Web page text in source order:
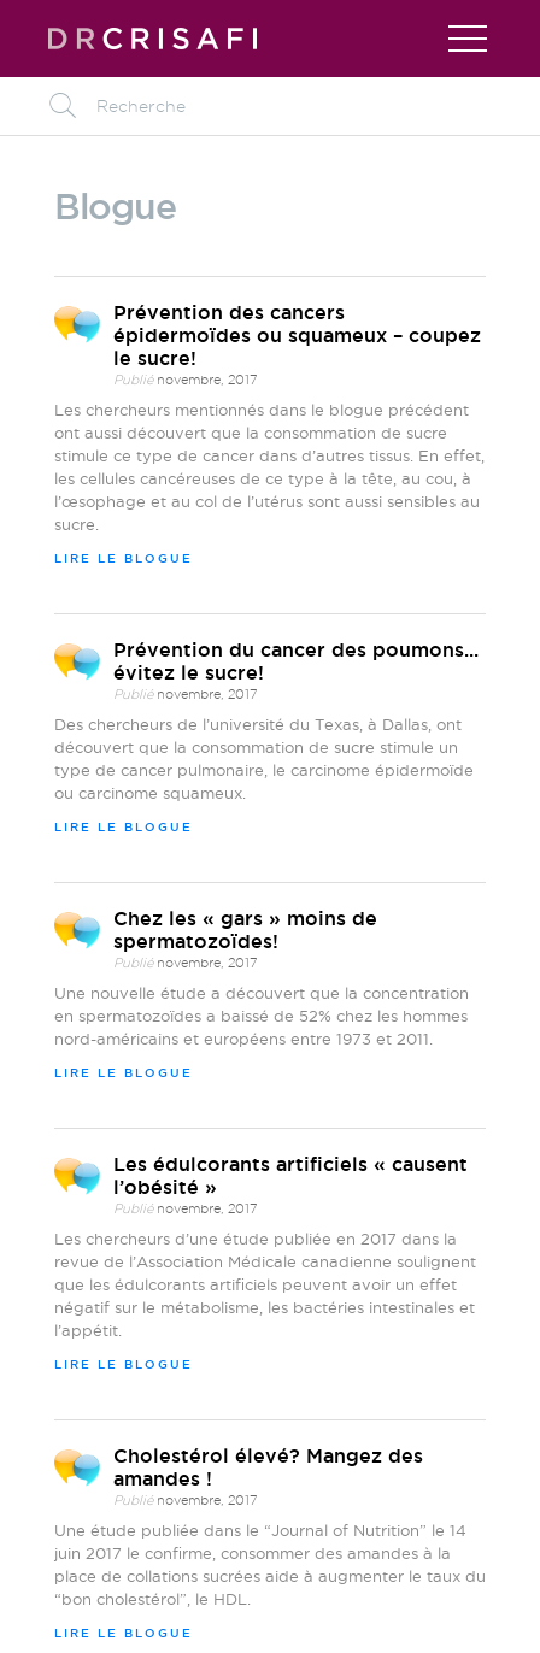
L
Blogue
Prévention des cancers
épidermoïdes ou squameux – coupez
le sucre!
Publié novembre, 2017
Les chercheurs mentionnés dans le blogue précédent
ont aussi découvert que la consommation de sucre
stimule ce type de cancer dans d’autres tissus. En effet,
les cellules cancéreuses de ce type à la tête, au cou, à
l’œsophage et au col de l’utérus sont aussi sensibles au
sucre.
LIRE LE BLOGUE
Prévention du cancer des poumons...
évitez le sucre!
Publié novembre, 2017
Des chercheurs de l’université du Texas, à Dallas, ont
découvert que la consommation de sucre stimule un
type de cancer pulmonaire, le carcinome épidermoïde
ou carcinome squameux.
LIRE LE BLOGUE
Chez les « gars » moins de
spermatozoïdes!
Publié novembre, 2017
Une nouvelle étude a découvert que la concentration
en spermatozoïdes a baissé de 52% chez les hommes
nord-américains et européens entre 1973 et 2011.
LIRE LE BLOGUE
Les édulcorants artificiels « causent
l’obésité »
Publié novembre, 2017
Les chercheurs d’une étude publiée en 2017 dans la
revue de l’Association Médicale canadienne soulignent
que les édulcorants artificiels peuvent avoir un effet
négatif sur le métabolisme, les bactéries intestinales et
l’appétit.
LIRE LE BLOGUE
Cholestérol élevé? Mangez des
amandes !
Publié novembre, 2017
Une étude publiée dans le “Journal of Nutrition” le 14
juin 2017 le confirme, consommer des amandes à la
place de collations sucrées aide à augmenter le taux du
“bon cholestérol”, le HDL.
LIRE LE BLOGUE